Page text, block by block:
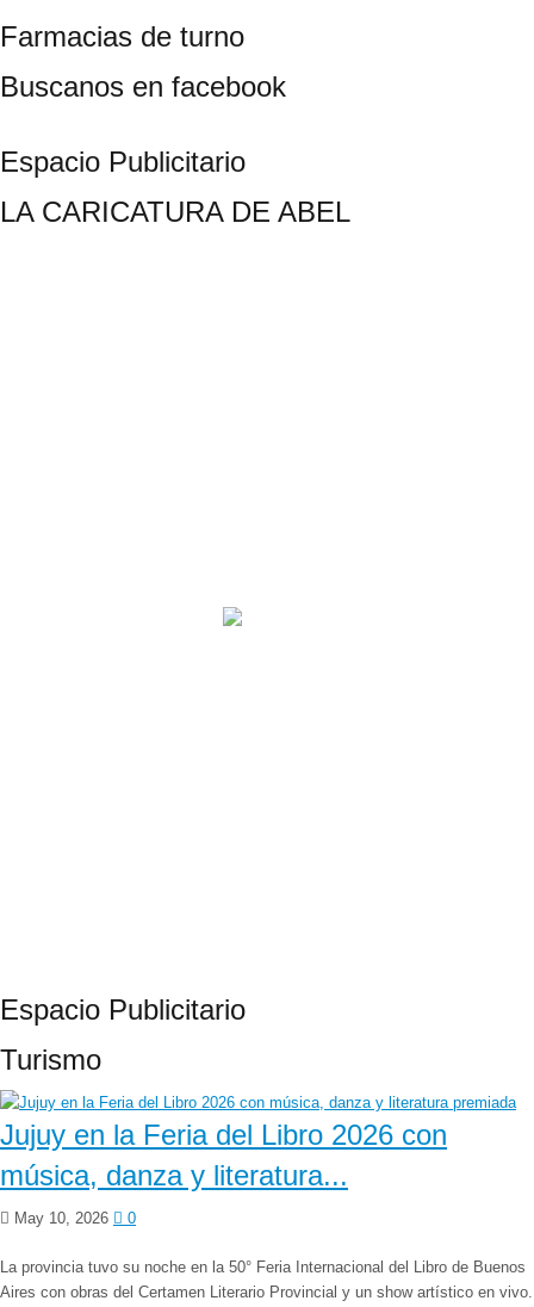
Farmacias de turno
Buscanos en facebook
Espacio Publicitario
LA CARICATURA DE ABEL
Espacio Publicitario
Turismo
Jujuy en la Feria del Libro 2026 con
música, danza y literatura...
May 10, 2026 0
La provincia tuvo su noche en la 50° Feria Internacional del Libro de Buenos
Aires con obras del Certamen Literario Provincial y un show artístico en vivo.